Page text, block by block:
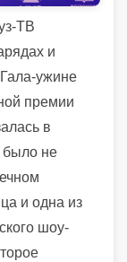
ТВ
и
ужине
премии
в
было не
и одна из
шоу-